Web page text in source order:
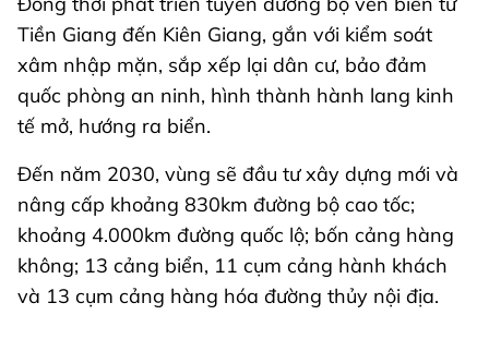
Tiền Giang đến Kiên Giang, gắn với kiểm soát
xâm nhập mặn, sắp xếp lại dân cư, bảo đảm
quốc phòng an ninh, hình thành hành lang kinh
tế mở, hướng ra biển.
Đến năm 2030, vùng sẽ đầu tư xây dựng mới và
nâng cấp khoảng 830km đường bộ cao tốc;
khoảng 4.000km đường quốc lộ; bốn cảng hàng
không; 13 cảng biển, 11 cụm cảng hành khách
và 13 cụm cảng hàng hóa đường thủy nội địa.